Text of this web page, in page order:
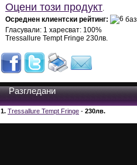
Оцени този продукт.
Осреднен клиентски рейтинг:
Гласували: 1 харесват: 100%
Tressallure Tempt Fringe 230лв.
Разгледани
1. Tressallure Tempt Fringe - 230лв.